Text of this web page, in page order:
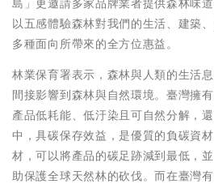
以五感體驗森林對我們的生活、建築
多種面向所帶來的全方位惠益。
林業保育署表示，森林與人類的生活
間接影響到森林與自然環境。臺灣擁
產品低耗能、低汙染且可自然分解，
中，具碳保存效益，是優質的負碳資
材，可以將產品的碳足跡減到最低，
助保護全球天然林的砍伐。而在臺灣